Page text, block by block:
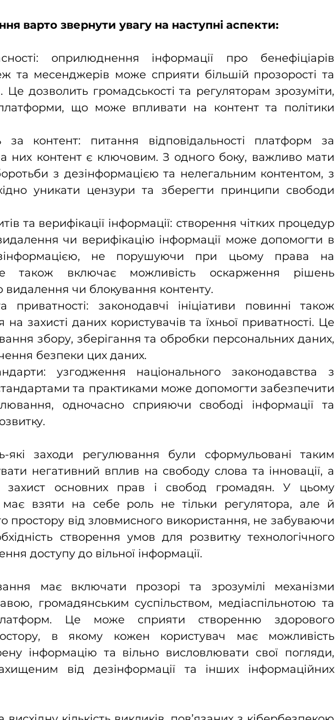
варто звернути увагу на наступні аспекти:
оприлюднення інформації про бенефіціарів
та месенджерів може сприяти більшій прозорості та
Це дозволить громадськості та регуляторам зрозуміти,
що може впливати на контент та політики
за контент: питання відповідальності платформ за
них контент є ключовим. З одного боку, важливо мати
з дезінформацією та нелегальним контентом, з
уникати цензури та зберегти принципи свободи
та верифікації інформації: створення чітких процедур
чи верифікацію інформації може допомогти в
не порушуючи при цьому права на
також включає можливість оскарження рішень
чи блокування контенту.
приватності: законодавчі ініціативи повинні також
захисті даних користувачів та їхньої приватності. Це
збору, зберігання та обробки персональних даних,
безпеки цих даних.
узгодження національного законодавства з
та практиками може допомогти забезпечити
одночасно сприяючи свободі інформації та
заходи регулювання були сформульовані таким
негативний вплив на свободу слова та інновації, а
захист основних прав і свобод громадян. У цьому
має взяти на себе роль не тільки регулятора, але й
простору від зловмисного використання, не забуваючи
створення умов для розвитку технологічного
доступу до вільної інформації.
має включати прозорі та зрозумілі механізми
громадянським суспільством, медіаспільнотою та
Це може сприяти створенню здорового
в якому кожен користувач має можливість
інформацію та вільно висловлювати свої погляди,
від дезінформації та інших інформаційних